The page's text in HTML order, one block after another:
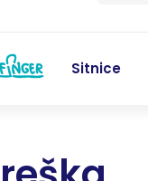
Sitnice